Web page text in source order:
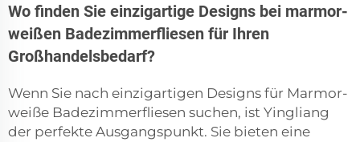
Wo finden Sie einzigartige Designs bei marmor-
weißen Badezimmerfliesen für Ihren
Großhandelsbedarf?
Wenn Sie nach einzigartigen Designs für Marmor-
weiße Badezimmerfliesen suchen, ist Yingliang
der perfekte Ausgangspunkt. Sie bieten eine